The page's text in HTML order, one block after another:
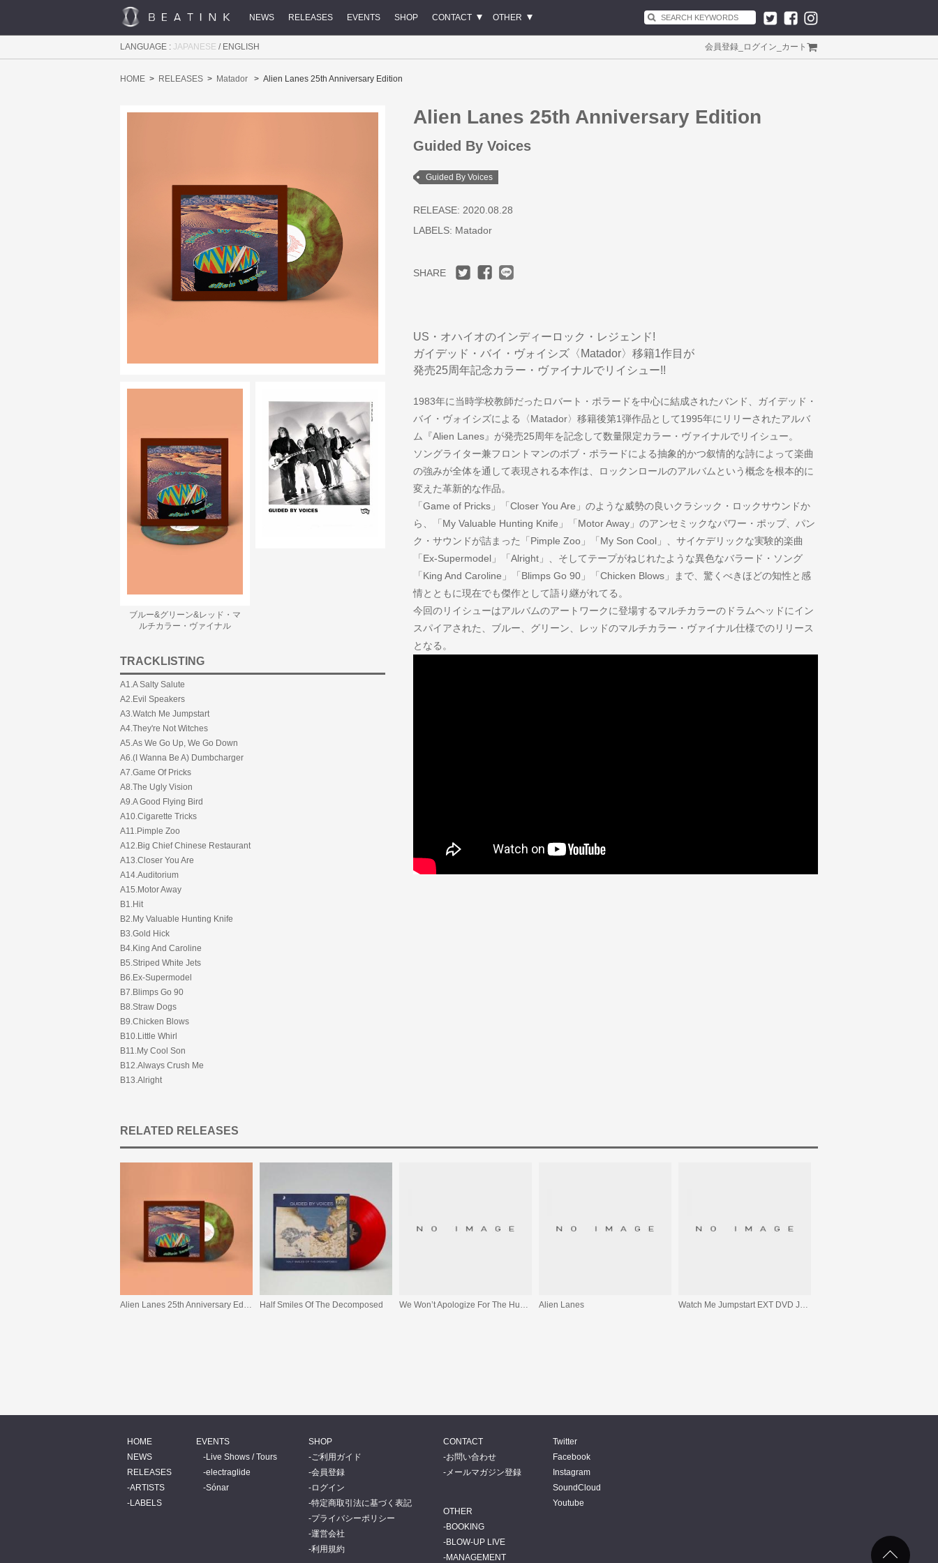
NEWS RELEASES EVENTS SHOP CONTACT OTHER
LANGUAGE : JAPANESE / ENGLISH 会員登録 ログイン カート
HOME RELEASES Matador Alien Lanes 25th Anniversary Edition
Alien Lanes 25th Anniversary Edition
Guided By Voices
Guided By Voices
RELEASE: 2020.08.28
LABELS: Matador
SHARE
US・オハイオのインディーロック・レジェンド!
ガイデッド・バイ・ヴォイシズ〈Matador〉移籍1作目が
発売25周年記念カラー・ヴァイナルでリイシュー!!
1983年に当時学校教師だったロバート・ポラードを中心に結成されたバンド、ガイデッド・
バイ・ヴォイシズによる〈Matador〉移籍後第1弾作品として1995年にリリーされたアルバ
ム『Alien Lanes』が発売25周年を記念して数量限定カラー・ヴァイナルでリイシュー。
ソングライター兼フロントマンのボブ・ポラードによる抽象的かつ叙情的な詩によって楽曲
の強みが全体を通して表現される本作は、ロックンロールのアルバムという概念を根本的に
変えた革新的な作品。
「Game of Pricks」「Closer You Are」のような威勢の良いクラシック・ロックサウンドか
ら、「My Valuable Hunting Knife」「Motor Away」のアンセミックなパワー・ポップ、パン
ク・サウンドが詰まった「Pimple Zoo」「My Son Cool」、サイケデリックな実験的楽曲
「Ex-Supermodel」「Alright」、そしてテープがねじれたような異色なバラード・ソング
「King And Caroline」「Blimps Go 90」「Chicken Blows」まで、驚くべきほどの知性と感
情とともに現在でも傑作として語り継がれてる。
今回のリイシューはアルバムのアートワークに登場するマルチカラーのドラムヘッドにイン
スパイアされた、ブルー、グリーン、レッドのマルチカラー・ヴァイナル仕様でのリリース
となる。
ブルー&グリーン&レッド・マ
ルチカラー・ヴァイナル
TRACKLISTING
A1.A Salty Salute
A2.Evil Speakers
A3.Watch Me Jumpstart
A4.They're Not Witches
A5.As We Go Up, We Go Down
A6.(I Wanna Be A) Dumbcharger
A7.Game Of Pricks
A8.The Ugly Vision
A9.A Good Flying Bird
A10.Cigarette Tricks
A11.Pimple Zoo
A12.Big Chief Chinese Restaurant
A13.Closer You Are
A14.Auditorium
A15.Motor Away
B1.Hit
B2.My Valuable Hunting Knife
B3.Gold Hick
B4.King And Caroline
B5.Striped White Jets
B6.Ex-Supermodel
B7.Blimps Go 90
B8.Straw Dogs
B9.Chicken Blows
B10.Little Whirl
B11.My Cool Son
B12.Always Crush Me
B13.Alright
RELATED RELEASES
Alien Lanes 25th Anniversary Edition Half Smiles Of The Decomposed We Won’t Apologize For The Human Race/The Unsinkable Fats Domino Alien Lanes Watch Me Jumpstart EXT DVD JEWEL
HOME
NEWS
RELEASES
ARTISTS
LABELS
EVENTS
Live Shows / Tours
electraglide
Sónar
SHOP
ご利用ガイド
会員登録
ログイン
特定商取引法に基づく表記
プライバシーポリシー
運営会社
利用規約
CONTACT
お問い合わせ
メールマガジン登録
OTHER
BOOKING
BLOW-UP LIVE
MANAGEMENT
Twitter
Facebook
Instagram
SoundCloud
Youtube